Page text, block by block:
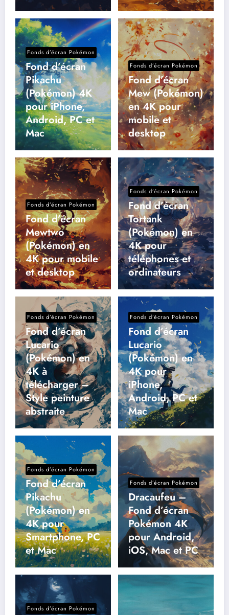
Fonds d’écran Pokémon
Fond d’écran
Pikachu
(Pokémon) 4K
pour iPhone,
Android, PC et
Mac
Fonds d’écran Pokémon
Fond d’écran
Mew (Pokémon)
en 4K pour
mobile et
desktop
Fonds d’écran Pokémon
Fond d’écran
Mewtwo
(Pokémon) en
4K pour mobile
et desktop
Fonds d’écran Pokémon
Fond d’écran
Tortank
(Pokémon) en
4K pour
téléphones et
ordinateurs
Fonds d’écran Pokémon
Fond d’écran
Lucario
(Pokémon) en
4K à
télécharger –
Style peinture
abstraite
Fonds d’écran Pokémon
Fond d’écran
Lucario
(Pokémon) en
4K pour
iPhone,
Android, PC et
Mac
Fonds d’écran Pokémon
Fond d’écran
Pikachu
(Pokémon) en
4K pour
Smartphone, PC
et Mac
Fonds d’écran Pokémon
Dracaufeu –
Fond d’écran
Pokémon 4K
pour Android,
iOS, Mac et PC
Fonds d’écran Pokémon